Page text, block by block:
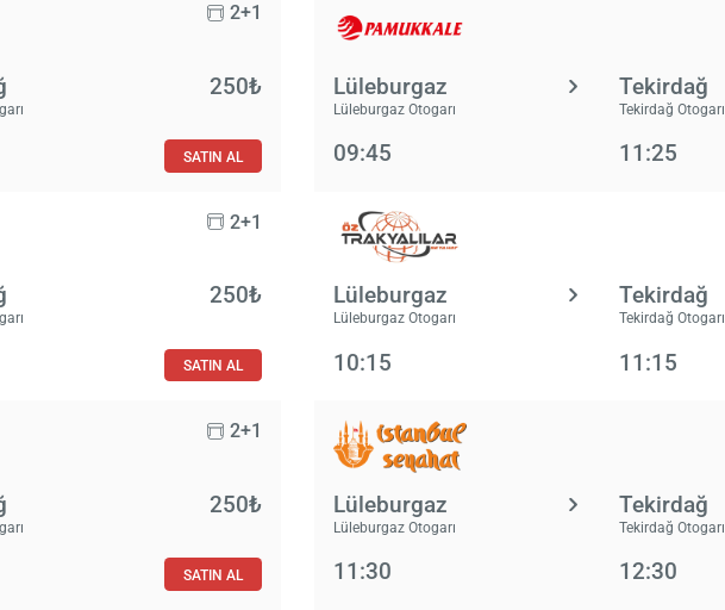
2+1
250₺
SATIN AL
Lüleburgaz
Lüleburgaz Otogarı
Tekirdağ
Tekirdağ Otogarı
09:45 11:25
2+1
250₺
SATIN AL
Lüleburgaz
Lüleburgaz Otogarı
Tekirdağ
Tekirdağ Otogarı
10:15 11:15
2+1
250₺
SATIN AL
Lüleburgaz
Lüleburgaz Otogarı
Tekirdağ
Tekirdağ Otogarı
11:30 12:30